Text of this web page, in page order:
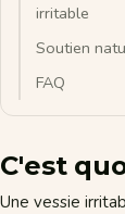
irritable
Soutien
FAQ
C'est
Une vessie